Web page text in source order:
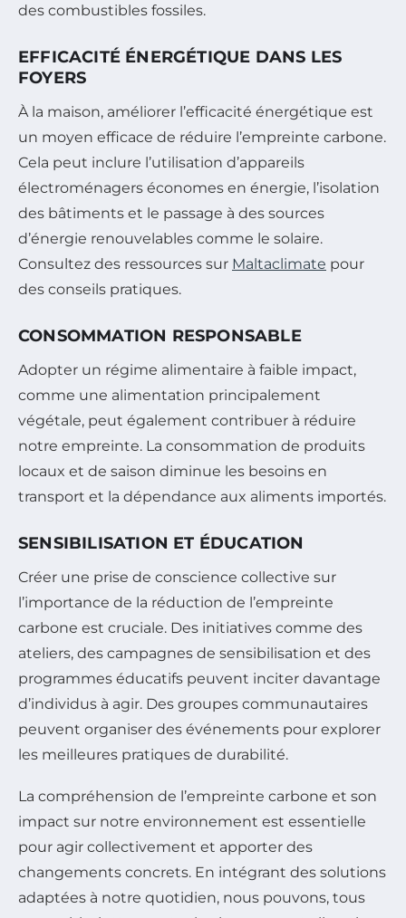
des combustibles fossiles.
EFFICACITÉ ÉNERGÉTIQUE DANS LES
FOYERS
À la maison, améliorer l’efficacité énergétique est
un moyen efficace de réduire l’empreinte carbone.
Cela peut inclure l’utilisation d’appareils
électroménagers économes en énergie, l’isolation
des bâtiments et le passage à des sources
d’énergie renouvelables comme le solaire.
Consultez des ressources sur Maltaclimate pour
des conseils pratiques.
CONSOMMATION RESPONSABLE
Adopter un régime alimentaire à faible impact,
comme une alimentation principalement
végétale, peut également contribuer à réduire
notre empreinte. La consommation de produits
locaux et de saison diminue les besoins en
transport et la dépendance aux aliments importés.
SENSIBILISATION ET ÉDUCATION
Créer une prise de conscience collective sur
l’importance de la réduction de l’empreinte
carbone est cruciale. Des initiatives comme des
ateliers, des campagnes de sensibilisation et des
programmes éducatifs peuvent inciter davantage
d’individus à agir. Des groupes communautaires
peuvent organiser des événements pour explorer
les meilleures pratiques de durabilité.
La compréhension de l’empreinte carbone et son
impact sur notre environnement est essentielle
pour agir collectivement et apporter des
changements concrets. En intégrant des solutions
adaptées à notre quotidien, nous pouvons, tous